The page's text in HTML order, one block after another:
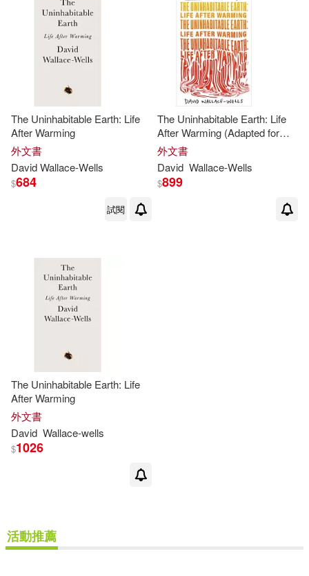
可菲律賓店取(7)
現在可購買商品(2)
作者/演唱/譯/編/繪(2)
-
The Uninhabitable Earth: Life
After Warming
外文書
DavidWallace-Wells
$684
試閱
The Uninhabitable Earth: Life
After Warming (Adapted for
Young Adults)
外文書
David Wallace-Wells
$899
The Uninhabitable Earth: Life
After Warming
外文書
David Wallace-wells
$1026
活動推薦